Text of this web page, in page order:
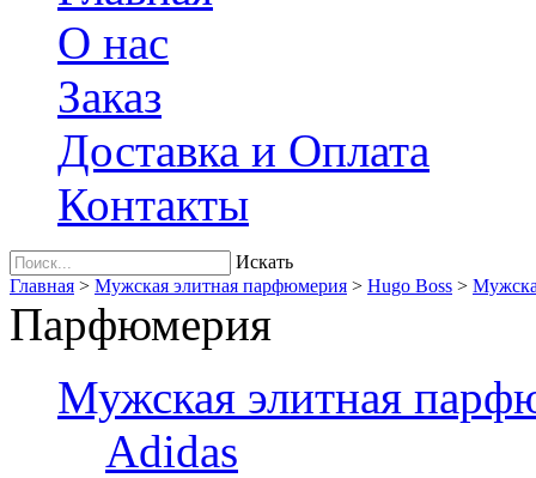
О нас
Заказ
Доставка и Оплата
Контакты
Искать
Главная > Мужская элитная парфюмерия > Hugo Boss >
Парфюмерия
Мужская элитная
Adidas